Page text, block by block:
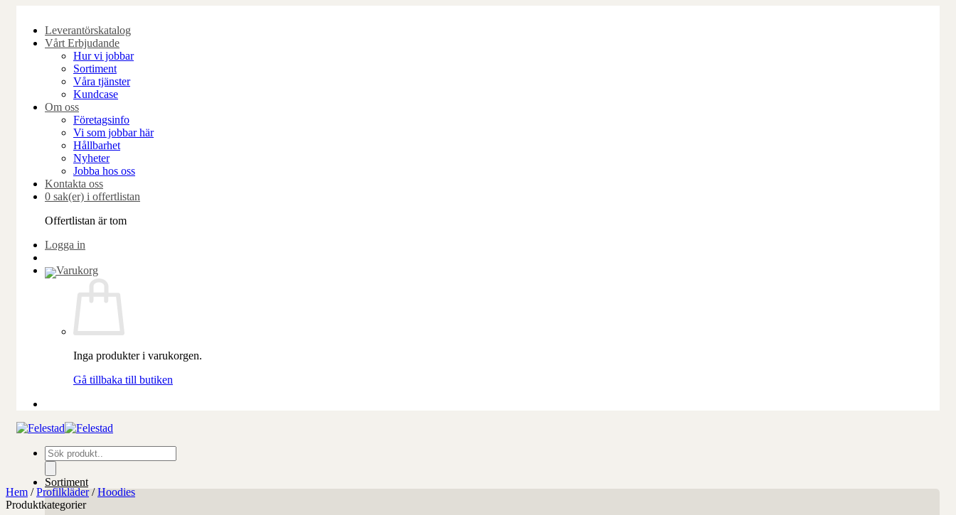
content
Leverantörskatalog
Vårt Erbjudande
Hur vi jobbar
Sortiment
Våra tjänster
Kundcase
Om oss
Företagsinfo
Vi som jobbar här
Hållbarhet
Nyheter
Jobba hos oss
Kontakta oss
0 sak(er) i offertlistan
Offertlistan är tom
Logga in
Inga produkter i varukorgen.
Gå tillbaka till butiken
Produktsökning
Sortiment
Hem / Profilkläder / Hoodies
Produktkategorier